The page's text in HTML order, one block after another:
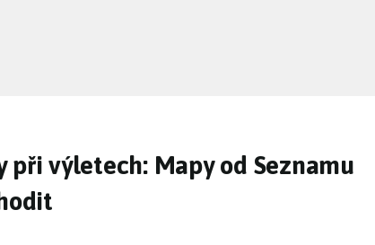
při výletech: Mapy od Seznamu